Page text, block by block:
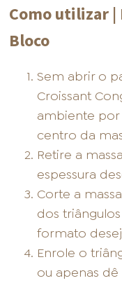
Como utilizar |
Bloco
Sem abrir o
Croissant
ambiente por
centro da
Retire a
espessura
Corte a
dos
formato
Enrole o
ou apenas